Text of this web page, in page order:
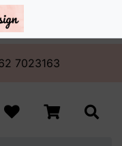
7023163